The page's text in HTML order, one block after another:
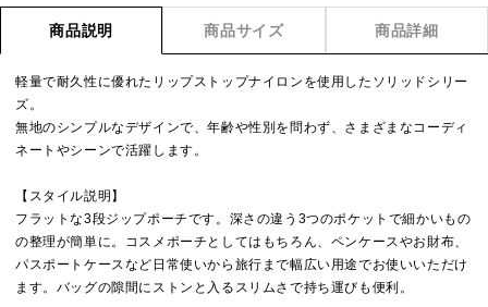
商品説明 商品サイズ 商品詳細
軽量で耐久性に優れたリップストップナイロンを使用したソリッドシリー
ズ。
無地のシンプルなデザインで、年齢や性別を問わず、さまざまなコーディ
ネートやシーンで活躍します。
【スタイル説明】
フラットな3段ジップポーチです。深さの違う3つのポケットで細かいもの
の整理が簡単に。コスメポーチとしてはもちろん、ペンケースやお財布、
パスポートケースなど日常使いから旅行まで幅広い用途でお使いいただけ
ます。バッグの隙間にストンと入るスリムさで持ち運びも便利。